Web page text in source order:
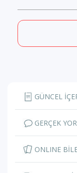
GÜNCEL
GERÇEK
ONLINE